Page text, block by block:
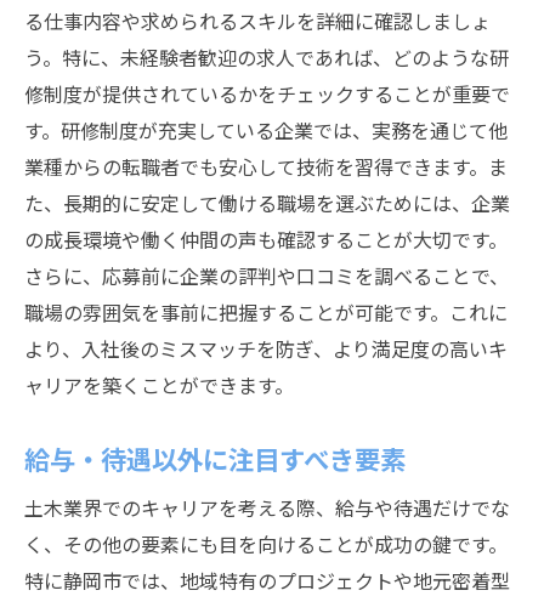
る仕事内容や求められるスキルを詳細に確認しましょ
う。特に、未経験者歓迎の求人であれば、どのような研
修制度が提供されているかをチェックすることが重要で
す。研修制度が充実している企業では、実務を通じて他
業種からの転職者でも安心して技術を習得できます。ま
た、長期的に安定して働ける職場を選ぶためには、企業
の成長環境や働く仲間の声も確認することが大切です。
さらに、応募前に企業の評判や口コミを調べることで、
職場の雰囲気を事前に把握することが可能です。これに
より、入社後のミスマッチを防ぎ、より満足度の高いキ
ャリアを築くことができます。
給与・待遇以外に注目すべき要素
土木業界でのキャリアを考える際、給与や待遇だけでな
く、その他の要素にも目を向けることが成功の鍵です。
特に静岡市では、地域特有のプロジェクトや地元密着型